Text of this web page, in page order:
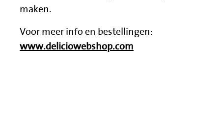
maken.
Voor meer info en bestellingen:
www.deliciowebshop.com